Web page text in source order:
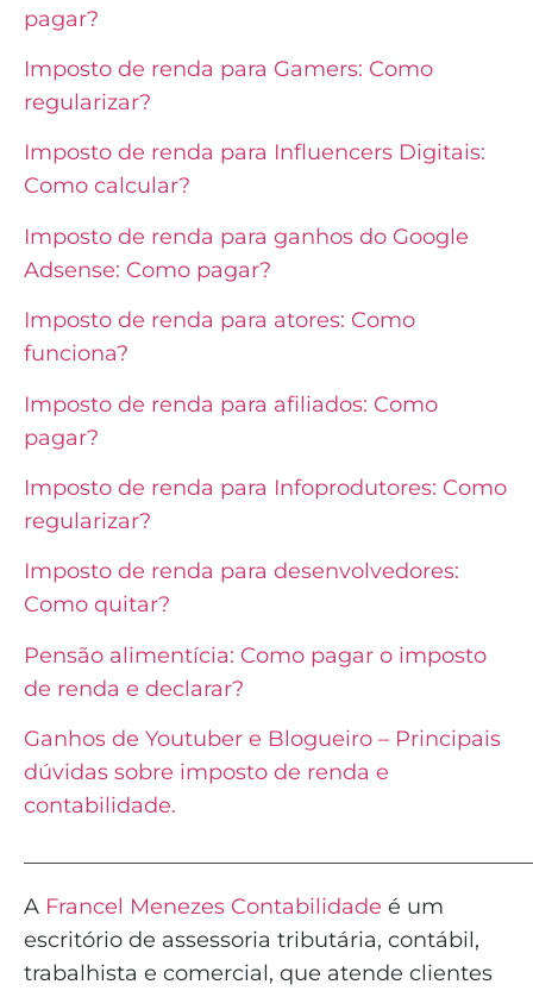
pagar?
Imposto de renda para Gamers: Como
regularizar?
Imposto de renda para Influencers Digitais:
Como calcular?
Imposto de renda para ganhos do Google
Adsense: Como pagar?
Imposto de renda para atores: Como
funciona?
Imposto de renda para afiliados: Como
pagar?
Imposto de renda para Infoprodutores: Como
regularizar?
Imposto de renda para desenvolvedores:
Como quitar?
Pensão alimentícia: Como pagar o imposto
de renda e declarar?
Ganhos de Youtuber e Blogueiro – Principais
dúvidas sobre imposto de renda e
contabilidade.
A Francel Menezes Contabilidade é um
escritório de assessoria tributária, contábil,
trabalhista e comercial, que atende clientes